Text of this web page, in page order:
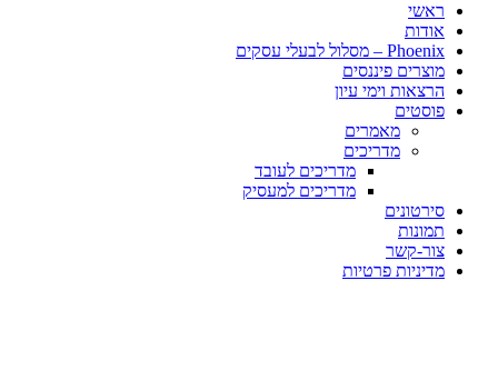
ראשי
אודות
Phoenix – מסלול לבעלי עסקים
מוצרים פיננסים
הרצאות וימי עיון
פוסטים​
מאמרים
מדריכים
מדריכים לעובד
מדריכים למעסיק
סירטונים
תמונות
צור-קשר
מדיניות פרטיות